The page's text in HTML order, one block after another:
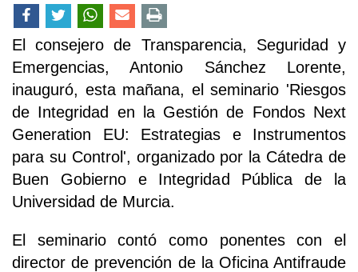
El consejero de Transparencia, Seguridad y
Emergencias, Antonio Sánchez Lorente,
inauguró, esta mañana, el seminario 'Riesgos
de Integridad en la Gestión de Fondos Next
Generation EU: Estrategias e Instrumentos
para su Control', organizado por la Cátedra de
Buen Gobierno e Integridad Pública de la
Universidad de Murcia.
El seminario contó como ponentes con el
director de prevención de la Oficina Antifraude